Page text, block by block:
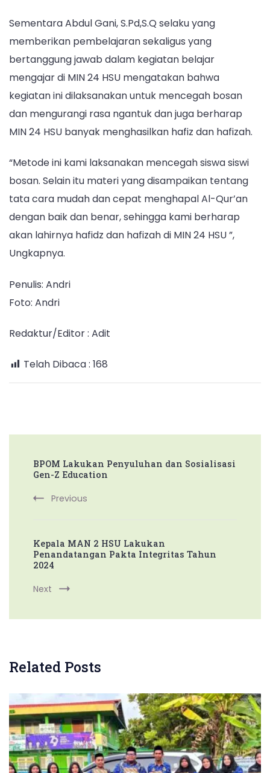
Sementara Abdul Gani, S.Pd,S.Q selaku yang
memberikan pembelajaran sekaligus yang
bertanggung jawab dalam kegiatan belajar
mengajar di MIN 24 HSU mengatakan bahwa
kegiatan ini dilaksanakan untuk mencegah bosan
dan mengurangi rasa ngantuk dan juga berharap
MIN 24 HSU banyak menghasilkan hafiz dan hafizah.
“Metode ini kami laksanakan mencegah siswa siswi
bosan. Selain itu materi yang disampaikan tentang
tata cara mudah dan cepat menghapal Al-Qur’an
dengan baik dan benar, sehingga kami berharap
akan lahirnya hafidz dan hafizah di MIN 24 HSU ”,
Ungkapnya.
Penulis: Andri
Foto: Andri
Redaktur/Editor : Adit
Telah Dibaca : 168
Navigation
BPOM Lakukan Penyuluhan dan Sosialisasi
Gen-Z Education
Previous
Kepala MAN 2 HSU Lakukan
Penandatangan Pakta Integritas Tahun
2024
Next
Related Posts